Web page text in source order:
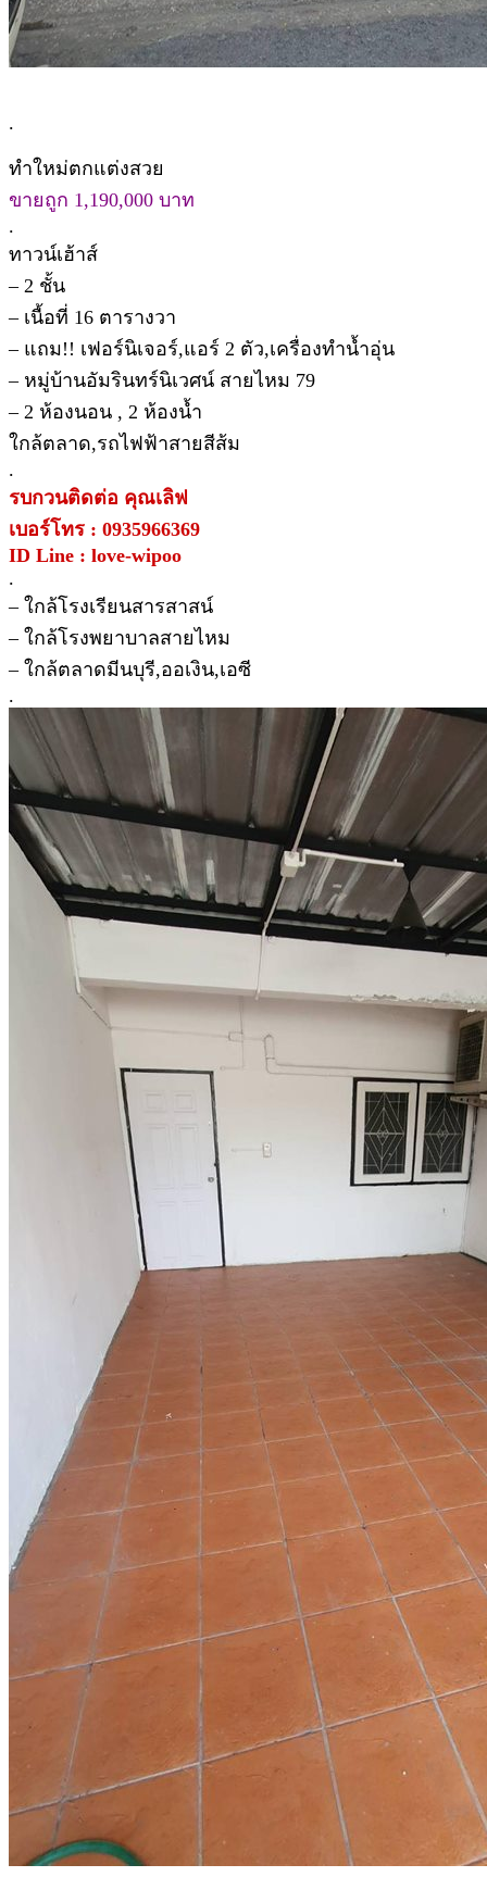
.
ทำใหม่ตกแต่งสวย
ขายถูก 1,190,000 บาท
.
ทาวน์เฮ้าส์
– 2 ชั้น
– เนื้อที่ 16 ตารางวา
– แถม!! เฟอร์นิเจอร์,แอร์ 2 ตัว,เครื่องทำน้ำอุ่น
– หมู่บ้านอัมรินทร์นิเวศน์ สายไหม 79
– 2 ห้องนอน , 2 ห้องน้ำ
ใกล้ตลาด,รถไฟฟ้าสายสีส้ม
.
รบกวนติดต่อ คุณเลิฟ
เบอร์โทร : 0935966369
ID Line : love-wipoo
.
– ใกล้โรงเรียนสารสาสน์
– ใกล้โรงพยาบาลสายไหม
– ใกล้ตลาดมีนบุรี,ออเงิน,เอซี
.